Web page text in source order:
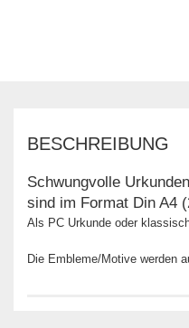
BESCHREIBUNG
Schwungvolle
sind im Format Din A4
Als PC Urkunde oder
Die Embleme/Motive werden